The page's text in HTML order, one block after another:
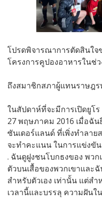
โปรดพิจารณาการตัดสินใจ
โครงการคูปองอาหารในช่
ถึงสมาชิกสภาผู้แทนราษฎ
ในสัปดาห์ที่จะมีการเปิดยูโ
27 พฤษภาคม 2016 เมื่อฉั
ซันเดอร์แลนด์ ที่เพิ่งทำลา
จะทำคะแนน ในการแข่งขั
. ฉันดูฝูงชนโบกธงของ พว
ตัวบนเสื้อของพวกเขาและ
สำหรับตัวเอง เท่านั้น แต่ส
เวลานี้และบรรลุ ความฝันใ